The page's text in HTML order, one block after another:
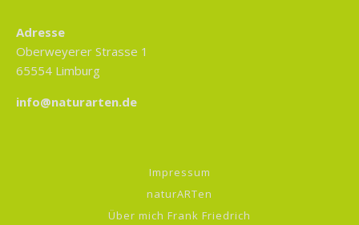
Adresse
Oberweyerer Strasse 1
65554 Limburg
info@naturarten.de
Impressum
naturARTen
Über mich Frank Friedrich